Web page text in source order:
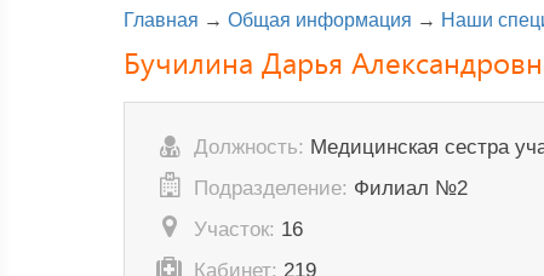
Главная → Общая информация → Наши
Бучилина Дарья
Должность: Медицинская сестра
Подразделение: Филиал №2
Участок: 16
Кабинет: 219